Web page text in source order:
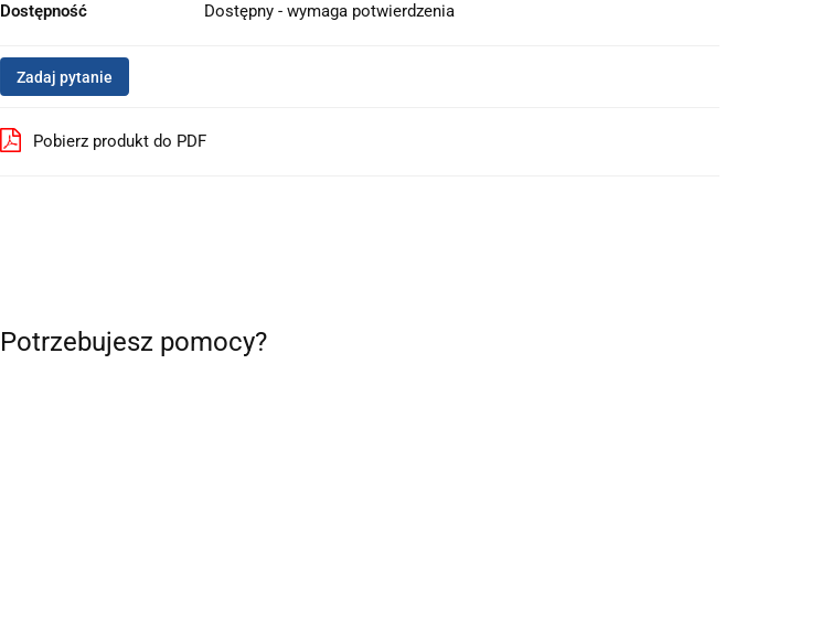
Dostępność Dostępny - wymaga potwierdzenia
Zadaj pytanie
Pobierz produkt do PDF
Potrzebujesz pomocy?